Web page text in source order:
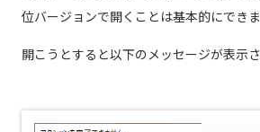
位バージョンで開くことは基本的にできま
開こうとすると以下のメッセージが表示さ